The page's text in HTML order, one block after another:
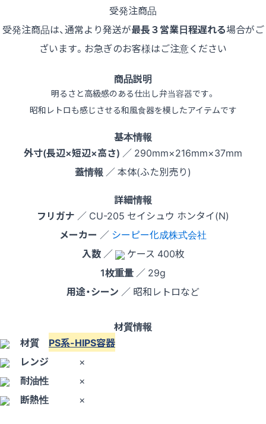
受発注商品
受発注商品は、通常より発送が最長３営業日程遅れる場合がご
ざいます。お急ぎのお客様はご注意ください
商品説明
明るさと高級感のある仕出し弁当容器です。
昭和レトロも感じさせる和風食器を模したアイテムです
基本情報
外寸(長辺×短辺×高さ) ／ 290mm×216mm×37mm
蓋情報 ／ 本体(ふた別売り)
詳細情報
フリガナ ／ CU-205 セイシュウ ホンタイ(N)
メーカー ／ シーピー化成株式会社
入数／
ケース 400枚
1枚重量 ／ 29g
用途・シーン ／ 昭和レトロなど
材質情報
材質 PS系-HIPS容器
レンジ
×
耐油性
×
断熱性
×